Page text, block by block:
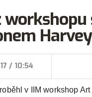
workshopu
/ 10:54
v IIM workshop